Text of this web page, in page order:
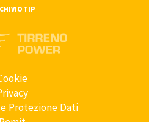
TIP
Protezione Dati